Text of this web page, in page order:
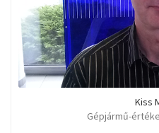
Kiss
Gépjármű-